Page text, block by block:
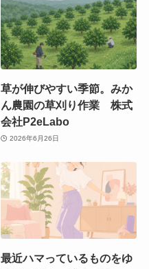
草が伸びやすい季節。みか
ん農園の草刈り作業 株式
会社P2eLabo
2026年6月26日
最近ハマっているものをゆ